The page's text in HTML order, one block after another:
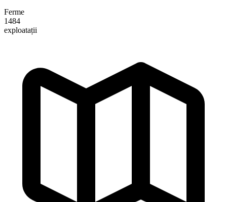
Ferme
1484
exploatații